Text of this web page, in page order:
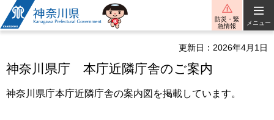
神奈川県
防災・緊
急情報
メニュー
更新日：2026年4月1日
神奈川県庁 本庁近隣庁舎のご案内
神奈川県庁本庁近隣庁舎の案内図を掲載しています。